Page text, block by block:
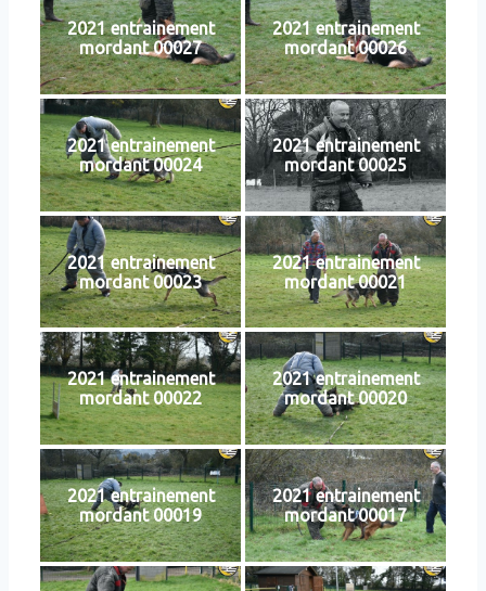
2021 entrainement
mordant 00027
2021 entrainement
mordant 00026
2021 entrainement
mordant 00024
2021 entrainement
mordant 00025
2021 entrainement
mordant 00023
2021 entrainement
mordant 00021
2021 entrainement
mordant 00022
2021 entrainement
mordant 00020
2021 entrainement
mordant 00019
2021 entrainement
mordant 00017